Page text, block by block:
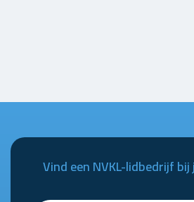
Vind een NVKL-lidbedrijf